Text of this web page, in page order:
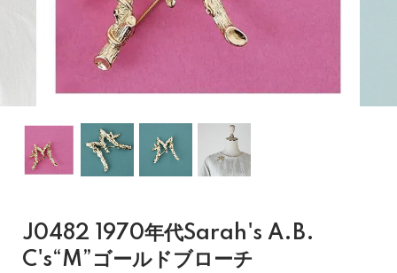
J0482 1970年代Sarah's A.B.
C's“M”ゴールドブローチ